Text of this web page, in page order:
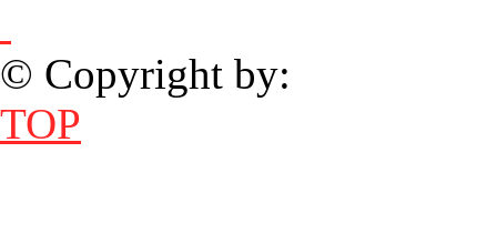
© Copyright by:
TOP